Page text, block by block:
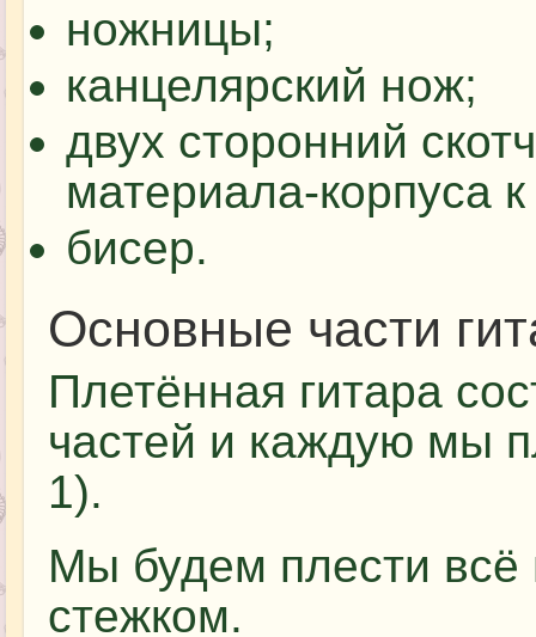
ножницы;
канцелярский нож;
двух сторонний
материала-корпуса
бисер.
Основные части
Плетённая гитара
частей и каждую мы
1).
Мы будем плести всё
стежком.